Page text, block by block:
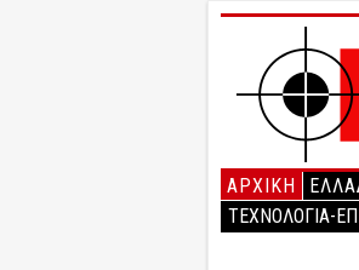
ΑΡΧΙΚΉ
ΤΕΧΝΟΛΟΓΙΑ-